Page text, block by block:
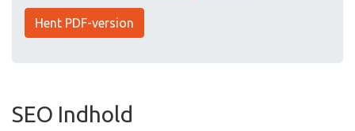
Hent PDF-version
SEO Indhold